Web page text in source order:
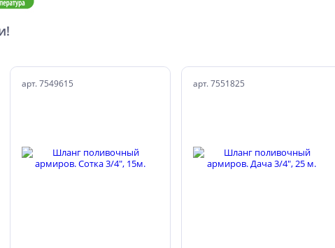
арт. 7549615 арт. 7551825